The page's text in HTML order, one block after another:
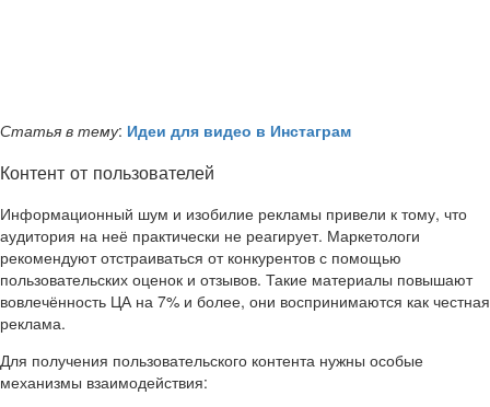
Статья в тему: Идеи для видео в Инстаграм
Контент от пользователей
Информационный шум и изобилие рекламы привели к тому, что
аудитория на неё практически не реагирует. Маркетологи
рекомендуют отстраиваться от конкурентов с помощью
пользовательских оценок и отзывов. Такие материалы повышают
вовлечённость ЦА на 7% и более, они воспринимаются как честная
реклама.
Для получения пользовательского контента нужны особые
механизмы взаимодействия: